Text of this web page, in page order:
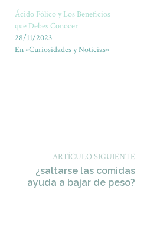
Ácido Fólico y Los Beneficios
que Debes Conocer
28/11/2023
En «Curiosidades y Noticias»
ARTÍCULO SIGUIENTE
¿saltarse las comidas
ayuda a bajar de peso?